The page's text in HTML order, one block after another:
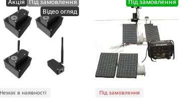
Відео огляд
Немає в наявності Під замовлення